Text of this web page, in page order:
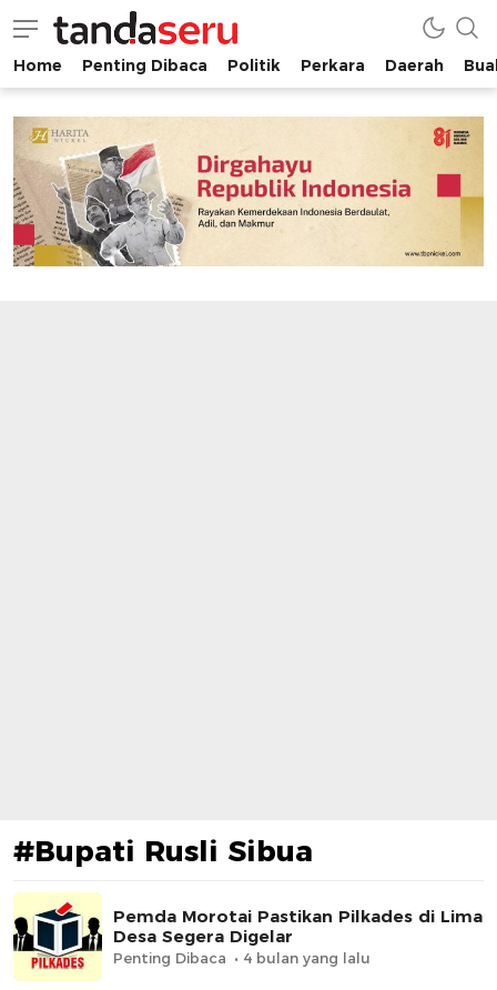
tandaseru.com | Penting Dibaca
tandaseru.com
Home Penting Dibaca Politik Perkara Daerah
#Bupati Rusli Sibua
​Pemda Morotai Pastikan Pilkades di Lima
Desa Segera Digelar
Penting Dibaca 4 bulan yang lalu